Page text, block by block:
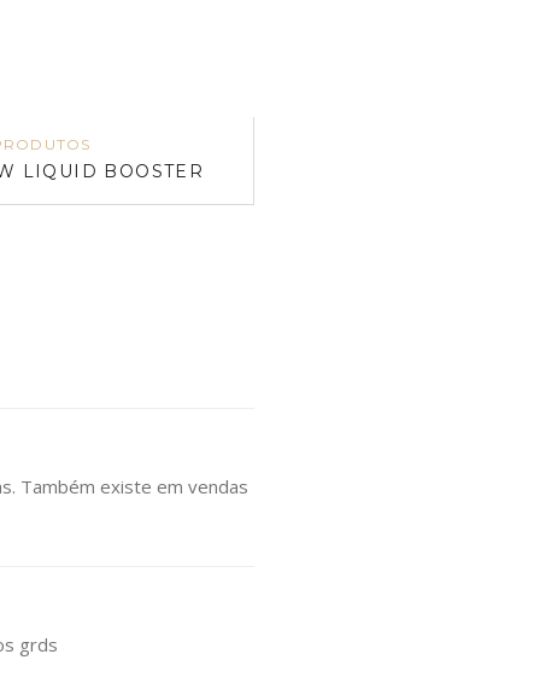
LIQUID BOOSTER
Também existe em vendas
grds